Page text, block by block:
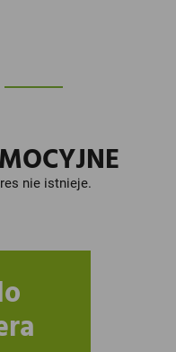
nie istnieje.